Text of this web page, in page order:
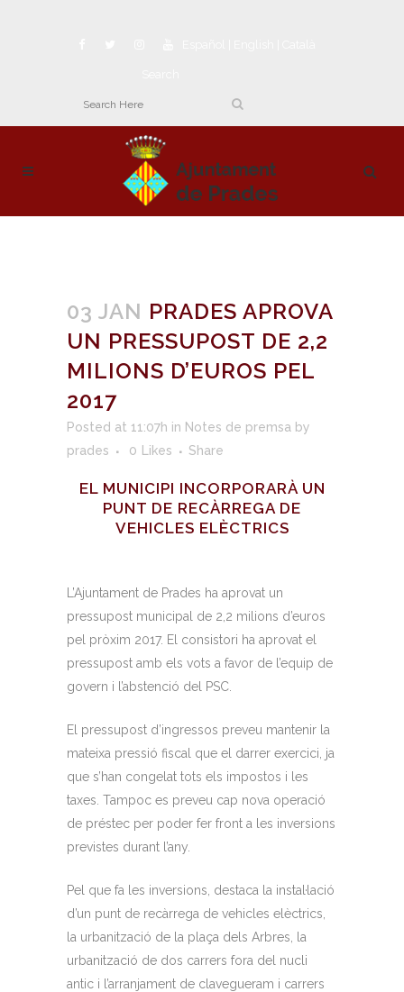
03 JAN PRADES APROVA
UN PRESSUPOST DE 2,2
MILIONS D’EUROS PEL
2017
Posted at 11:07h in Notes de premsa by
prades
0 Likes Share
EL MUNICIPI INCORPORARÀ UN
PUNT DE RECÀRREGA DE
VEHICLES ELÈCTRICS
L’Ajuntament de Prades ha aprovat un
pressupost municipal de 2,2 milions d’euros
pel pròxim 2017. El consistori ha aprovat el
pressupost amb els vots a favor de l’equip de
govern i l’abstenció del PSC.
El pressupost d’ingressos preveu mantenir la
mateixa pressió fiscal que el darrer exercici, ja
que s’han congelat tots els impostos i les
taxes. Tampoc es preveu cap nova operació
de préstec per poder fer front a les inversions
previstes durant l’any.
Pel que fa les inversions, destaca la instal·lació
d’un punt de recàrrega de vehicles elèctrics,
la urbanització de la plaça dels Arbres, la
urbanització de dos carrers fora del nucli
antic i l’arranjament de clavegueram i carrers